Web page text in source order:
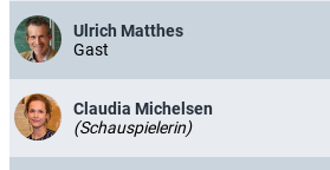
Ulrich Matthes
Gast
Claudia Michelsen
(Schauspielerin)